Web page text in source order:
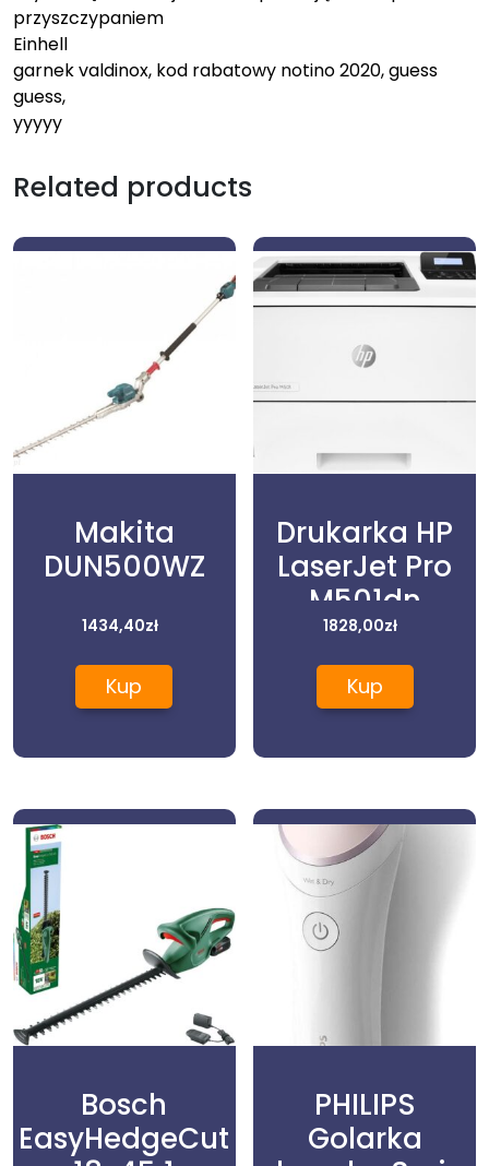
przyszczypaniem
Einhell
garnek valdinox, kod rabatowy notino 2020, guess
guess,
yyyyy
Related products
Makita
DUN500WZ
1434,40zł
Kup
Drukarka HP
LaserJet Pro
M501dn
(J8H61A)
1828,00zł
Kup
Bosch
EasyHedgeCut
PHILIPS
Golarka